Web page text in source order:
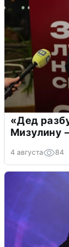
«Дед
Мизулину
4 августа 84